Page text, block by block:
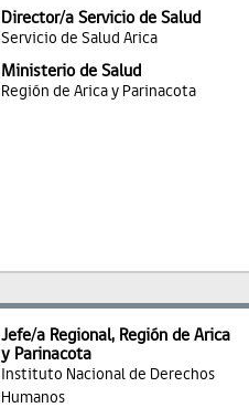
Director/a Servicio de Salud
Servicio de Salud Arica
Ministerio de Salud
Región de Arica y Parinacota
Jefe/a Regional, Región de Arica
y Parinacota
Instituto Nacional de Derechos
Humanos